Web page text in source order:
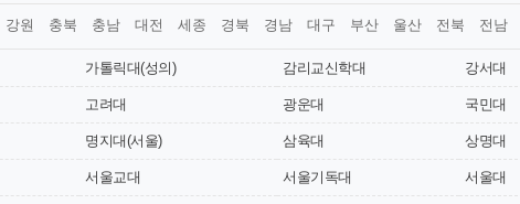
가톨릭대(성의) 감리교신학대 강서대
고려대 광운대 국민대
명지대(서울) 삼육대 상명대
서울교대 서울기독대 서울대
강원 충북 충남 대전 세종 경북 경남 대구 부산 울산 전북 전남